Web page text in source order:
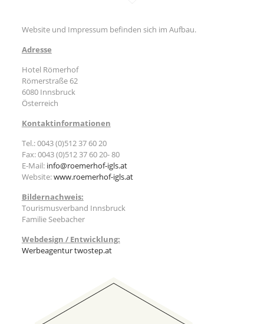
Website und Impressum befinden sich im Aufbau.
Adresse
Hotel Römerhof
Römerstraße 62
6080 Innsbruck
Österreich
Kontaktinformationen
Tel.: 0043 (0)512 37 60 20
Fax: 0043 (0)512 37 60 20- 80
E-Mail: info@roemerhof-igls.at
Website:www.roemerhof-igls.at
Bildernachweis:
Tourismusverband Innsbruck
Familie Seebacher
Webdesign / Entwicklung:
Werbeagentur twostep.at